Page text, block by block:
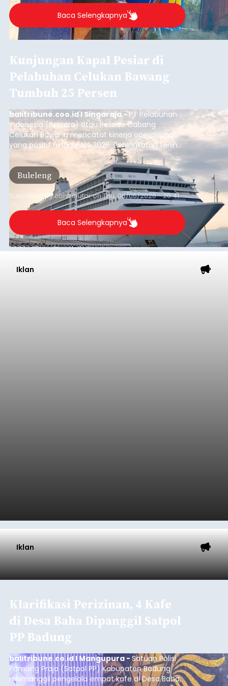
Baca Selengkapnya
Kunjungan Kapal Pesiar di
Pelabuhan Celukan Bawang
Tumbuh 25 Persen
balitribune.coo.id I Singaraja -PT Pelabuhan
Indonesia (Persero) atau Pelindo Cabang
Celukan Bawang mencatat kinerja operasional
yang positif hingga Juli 2026. Peningkatan terlihat
dari arus kapal yang mencapai 1,48 juta Gross
Tonnage (GT), atau tumbuh 12,4 persen
dibandingkan periode yang sama tahun lalu
yang tercatat sebesar 1,32 juta GT.
Buleleng
Submitted bycontributoronThu, 08/06/2026 - 20:41
Baca Selengkapnya
Iklan
Iklan
Klarifikasi Perizinan, 4 Kafe
di Desa Baha Dipanggil Satpol
PP Badung
balitribune.co.id I Mangupura - Satuan Polisi
Pamong Praja (Satpol PP) Kabupaten Badung
memanggil pengelola empat kafe di Desa Baha,